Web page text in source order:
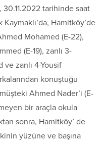
tarihinde saat
Hamitköy’de
Mohamed (E-22),
(E-19), zanlı 3-
zanlı 4-Yousif
konuştuğu
Ahmed Nader’i (E-
bir araçla okula
sonra, Hamitköy’ de
yüzüne ve başına